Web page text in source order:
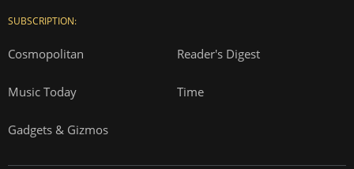
SUBSCRIPTION:
Cosmopolitan Reader's Digest
Music Today Time
Gadgets & Gizmos